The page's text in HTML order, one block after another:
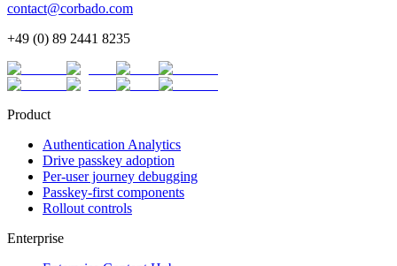
contact@corbado.com
+49 (0) 89 2441 8235
Product
Authentication Analytics
Drive passkey adoption
Per-user journey debugging
Passkey-first components
Rollout controls
Enterprise